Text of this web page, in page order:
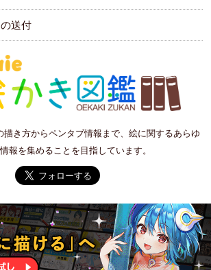
送付
描き方からペンタブ情報まで、絵に関するあらゆ
報を集めることを目指しています。